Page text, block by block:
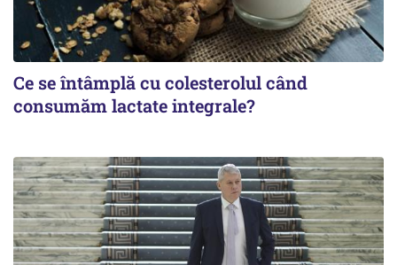
Ce se întâmplă cu colesterolul când
consumăm lactate integrale?